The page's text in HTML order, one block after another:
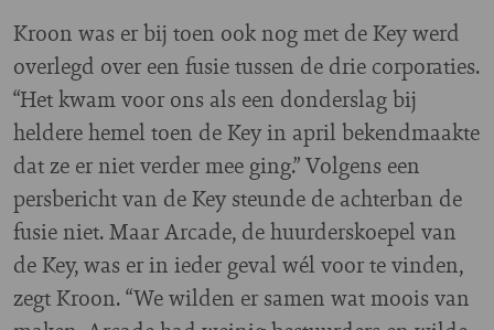
Kroon was er bij toen ook nog met de Key werd
overlegd over een fusie tussen de drie corporaties.
“Het kwam voor ons als een donderslag bij
heldere hemel toen de Key in april bekendmaakte
dat ze er niet verder mee ging.” Volgens een
persbericht van de Key steunde de achterban de
fusie niet. Maar Arcade, de huurderskoepel van
de Key, was er in ieder geval wél voor te vinden,
zegt Kroon. “We wilden er samen wat moois van